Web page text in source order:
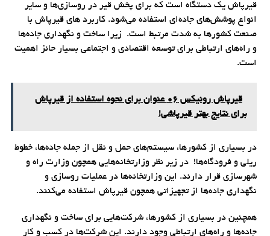
قیرپاش یک دستگاه است که برای پخش قیر در روسازی‌ها و سایر
انواع پوشش‌های جاده‌ای استفاده می‌شود. کاربرد های قیرپاش با
صنعت کشورها به شدت مرتبط است. زیرا ساخت و نگهداری جاده‌ها
و راه‌های ارتباطی برای توسعه اقتصادی و اجتماعی بسیار حائز اهمیت
است.
قیرپاش رونیکس 06 عنوان برای نحوه استفاده از قیرپاش
برای نتایج بهتر قیرپاشی!
در بسیاری از کشورها، سیستم‌های حمل و نقل از جمله جاده‌ها، خطوط
ریلی و فرودگاه‌ها! در زیر نظر وزارتخانه‌هایی همچون وزارت راه و
شهرسازی قرار دارند. این وزارتخانه‌ها در عملیات روسازی و
نگهداری جاده‌ها از تجهیزاتی همچون قیرپاش استفاده می‌کنند.
همچنین در بسیاری از کشورها، شرکت‌هایی برای ساخت و نگهداری
جاده‌ها و راه‌های ارتباطی وجود دارند. این شرکت‌ها در کسب و کار